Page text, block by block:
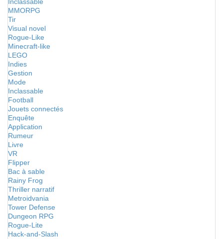
MMORPG
Tir
Visual novel
Rogue-Like
Minecraft-like
LEGO
Indies
Gestion
Mode
Inclassable
Football
Jouets connectés
Enquête
Application
Rumeur
Livre
VR
Flipper
Bac à sable
Rainy Frog
Thriller narratif
Metroidvania
Tower Defense
Dungeon RPG
Rogue-Lite
Hack-and-Slash